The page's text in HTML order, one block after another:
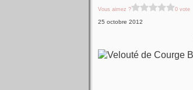
Vous aimez ? 0 vote
25 octobre 2012